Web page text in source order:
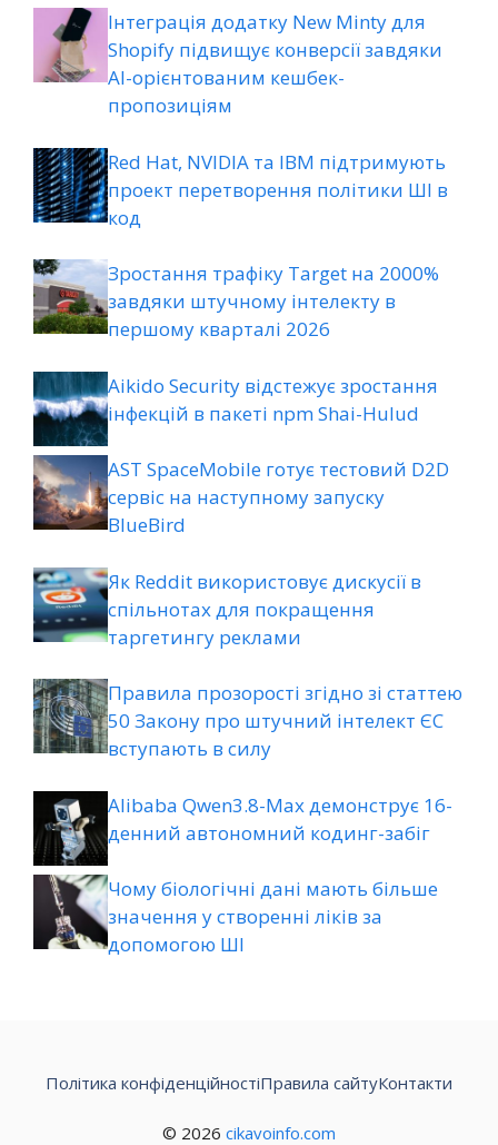
Інтеграція додатку New Minty для
Shopify підвищує конверсії завдяки
AI-орієнтованим кешбек-
пропозиціям
Red Hat, NVIDIA та IBM підтримують
проект перетворення політики ШІ в
код
Зростання трафіку Target на 2000%
завдяки штучному інтелекту в
першому кварталі 2026
Aikido Security відстежує зростання
інфекцій в пакеті npm Shai-Hulud
AST SpaceMobile готує тестовий D2D
сервіс на наступному запуску
BlueBird
Як Reddit використовує дискусії в
спільнотах для покращення
таргетингу реклами
Правила прозорості згідно зі статтею
50 Закону про штучний інтелект ЄС
вступають в силу
Alibaba Qwen3.8-Max демонструє 16-
денний автономний кодинг-забіг
Чому біологічні дані мають більше
значення у створенні ліків за
допомогою ШІ
© 2026 cikavoinfo.com
Політика конфіденційностіПравила сайтуКонтакти